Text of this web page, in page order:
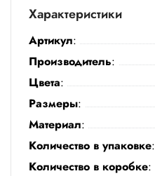
упаковка
Скатерти
коврики
Товары
для
уборки
Салфетки
Характеристики
Артикул:
Производитель:
Цвета:
Размеры:
Материал:
Количество в упаковке:
Количество в коробке: